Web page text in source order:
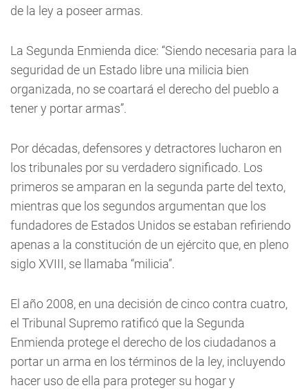
de la ley a poseer armas.
La Segunda Enmienda dice: “Siendo necesaria para la
seguridad de un Estado libre una milicia bien
organizada, no se coartará el derecho del pueblo a
tener y portar armas”.
Por décadas, defensores y detractores lucharon en
los tribunales por su verdadero significado. Los
primeros se amparan en la segunda parte del texto,
mientras que los segundos argumentan que los
fundadores de Estados Unidos se estaban refiriendo
apenas a la constitución de un ejército que, en pleno
siglo XVIII, se llamaba “milicia”.
El año 2008, en una decisión de cinco contra cuatro,
el Tribunal Supremo ratificó que la Segunda
Enmienda protege el derecho de los ciudadanos a
portar un arma en los términos de la ley, incluyendo
hacer uso de ella para proteger su hogar y